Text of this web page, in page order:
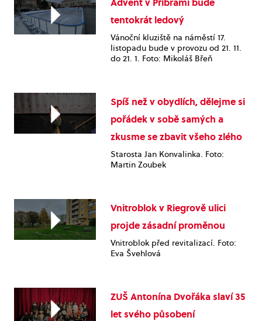
tentokrát ledový
Vánoční kluziště na náměstí 17.
listopadu bude v provozu od 21. 11.
do 21. 1. Foto: Mikoláš Břeň
Spíš než v obydlích, dělejme si
pořádek v sobě samých a
zkusme se zbavit všeho zlého
Starosta Jan Konvalinka. Foto:
Martin Zoubek
Vnitroblok v Riegrově ulici
projde zásadní proměnou
Vnitroblok před revitalizací. Foto:
Eva Švehlová
ZUŠ Antonína Dvořáka slaví 35
let svého působení